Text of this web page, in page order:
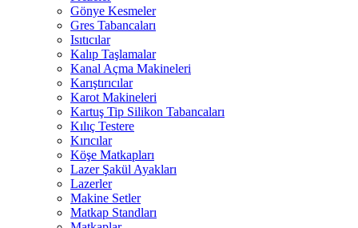
Gönye Kesmeler
Gres Tabancaları
Isıtıcılar
Kalıp Taşlamalar
Kanal Açma Makineleri
Karıştırıcılar
Karot Makineleri
Kartuş Tip Silikon Tabancaları
Kılıç Testere
Kırıcılar
Köşe Matkapları
Lazer Şakül Ayakları
Lazerler
Makine Setler
Matkap Standları